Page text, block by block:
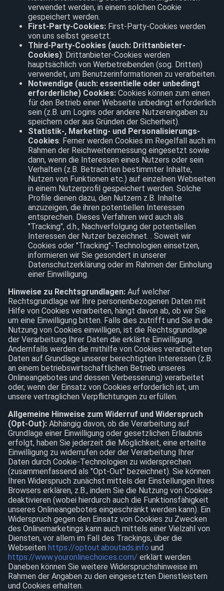
verwendet werden, in einem solchen Cookie
gespeichert werden.
First-Party-Cookies: First-Party-Cookies werden
von uns selbst gesetzt.
Third-Party-Cookies (auch: Drittanbieter-
Cookies): Drittanbieter-Cookies werden
hauptsächlich von Werbetreibenden (sog. Dritten)
verwendet, um Benutzerinformationen zu verarbeiten.
Notwendige (auch: essentielle oder unbedingt
erforderliche) Cookies: Cookies können zum einen
für den Betrieb einer Webseite unbedingt erforderlich
sein (z.B. um Logins oder andere Nutzereingaben zu
speichern oder aus Gründen der Sicherheit).
Statistik-, Marketing- und Personalisierungs-
Cookies: Ferner werden Cookies im Regelfall auch im
Rahmen der Reichweitenmessung eingesetzt sowie
dann, wenn die Interessen eines Nutzers oder sein
Verhalten (z.B. Betrachten bestimmter Inhalte,
Nutzen von Funktionen etc.) auf einzelnen Webseiten
in einem Nutzerprofil gespeichert werden. Solche
Profile dienen dazu, den Nutzern z.B. Inhalte
anzuzeigen, die ihren potentiellen Interessen
entsprechen. Dieses Verfahren wird auch als
"Tracking", d.h., Nachverfolgung der potentiellen
Interessen der Nutzer bezeichnet. . Soweit wir
Cookies oder "Tracking"-Technologien einsetzen,
informieren wir Sie gesondert in unserer
Datenschutzerklärung oder im Rahmen der Einholung
einer Einwilligung.
Hinweise zu Rechtsgrundlagen: Auf welcher
Rechtsgrundlage wir Ihre personenbezogenen Daten mit
Hilfe von Cookies verarbeiten, hängt davon ab, ob wir Sie
um eine Einwilligung bitten. Falls dies zutrifft und Sie in die
Nutzung von Cookies einwilligen, ist die Rechtsgrundlage
der Verarbeitung Ihrer Daten die erklärte Einwilligung.
Andernfalls werden die mithilfe von Cookies verarbeiteten
Daten auf Grundlage unserer berechtigten Interessen (z.B.
an einem betriebswirtschaftlichen Betrieb unseres
Onlineangebotes und dessen Verbesserung) verarbeitet
oder, wenn der Einsatz von Cookies erforderlich ist, um
unsere vertraglichen Verpflichtungen zu erfüllen.
Allgemeine Hinweise zum Widerruf und Widerspruch
(Opt-Out): Abhängig davon, ob die Verarbeitung auf
Grundlage einer Einwilligung oder gesetzlichen Erlaubnis
erfolgt, haben Sie jederzeit die Möglichkeit, eine erteilte
Einwilligung zu widerrufen oder der Verarbeitung Ihrer
Daten durch Cookie-Technologien zu widersprechen
(zusammenfassend als "Opt-Out" bezeichnet). Sie können
Ihren Widerspruch zunächst mittels der Einstellungen Ihres
Browsers erklären, z.B., indem Sie die Nutzung von Cookies
deaktivieren (wobei hierdurch auch die Funktionsfähigkeit
unseres Onlineangebotes eingeschränkt werden kann). Ein
Widerspruch gegen den Einsatz von Cookies zu Zwecken
des Onlinemarketings kann auch mittels einer Vielzahl von
Diensten, vor allem im Fall des Trackings, über die
Webseiten https://optout.aboutads.info und
https://www.youronlinechoices.com/ erklärt werden.
Daneben können Sie weitere Widerspruchshinweise im
Rahmen der Angaben zu den eingesetzten Dienstleistern
und Cookies erhalten.